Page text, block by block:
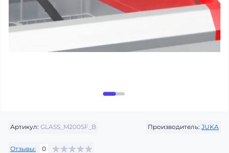
Артикул: GLASS_M200SF_B Производитель: JUKA
Отзывы: 0